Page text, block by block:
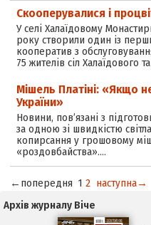
Скооперувалися і
У селі Халаїдовому
року створили один із
кооператив з
75 жителів сіл Халаїдового
Мішель Платіні: «Якщо
України»
Новини, пов’язані з
за одною зі швидкістю
копирсання у грошовому
«роздовбайства».…
←попередня 1 2 наступна→
Архів журналу Віче